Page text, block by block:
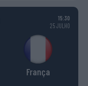
15:30
25 JULHO
França